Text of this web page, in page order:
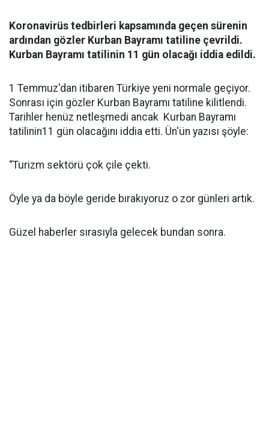
Koronavirüs tedbirleri kapsamında geçen sürenin
ardından gözler Kurban Bayramı tatiline çevrildi.
Kurban Bayramı tatilinin 11 gün olacağı iddia edildi.
1 Temmuz'dan itibaren Türkiye yeni normale geçiyor.
Sonrası için gözler Kurban Bayramı tatiline kilitlendi.
Tarihler henüz netleşmedi ancak Kurban Bayramı
tatilinin11 gün olacağını iddia etti. Ün'ün yazısı şöyle:
“Turizm sektörü çok çile çekti.
Öyle ya da böyle geride bırakıyoruz o zor günleri artık.
Güzel haberler sırasıyla gelecek bundan sonra.